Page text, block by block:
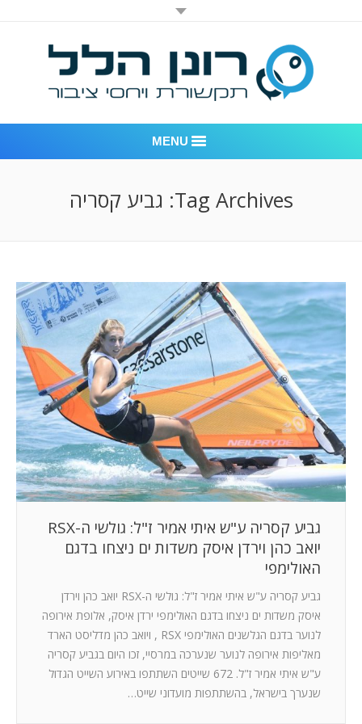
MENU
לקוחות – משרד יחסי ציבור רונן הלל
חדר חדשות
המלצות
ניהול מוניטין
צור קשר
Tag Archives: גביע קסריה
גביע קסריה ע"ש איתי אמיר ז"ל: גולשי ה-RSX
יואב כהן וירדן איסק משדות ים ניצחו בדגם
האולימפי
גביע קסריה ע"ש איתי אמיר ז"ל: גולשי ה-RSX יואב כהן וירדן
איסק משדות ים ניצחו בדגם האולימפי ירדן איסק, אלופת אירופה
לנוער בדגם הגלשנים האולימפי RSX , ויואב כהן מדליסט הארד
מאליפות אירופה לנוער שנערכה במרסיי, זכו היום בגביע קסריה
ע"ש איתי אמיר ז"ל. 672 שייטים השתתפו באירוע השייט הגדול
שנערך בישראל, בהשתתפות מועדוני שייט…